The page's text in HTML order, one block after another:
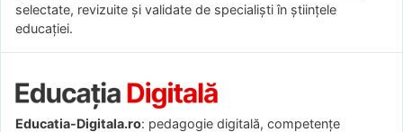
selectate, revizuite și validate de specialiști în științele
educației.
Educatia-Digitala.ro: pedagogie digitală, competențe